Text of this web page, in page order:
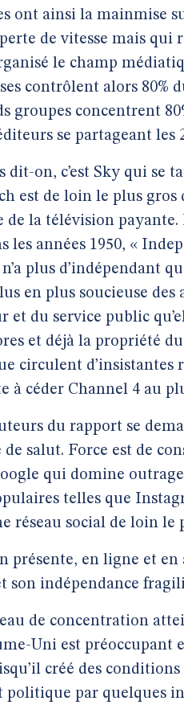
ont ainsi la mainmise
de vitesse mais qui
le champ
contrôlent alors 80%
groupes concentrent
se partageant les
on, c’est Sky qui se
est de loin le plus gros
de la télévision
les années 1950, «
plus d’indépendant
en plus soucieuse
et du service public
et déjà la propriété
circulent d’insistantes
à céder Channel 4 au
du rapport se
salut. Force est de
qui domine
telles que
réseau social de loin le
présente, en ligne et
indépendance
de concentration
Uni est préoccupant
créé des
politique par quelques